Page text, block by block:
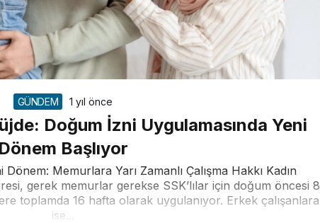
GÜNDEM 1 yıl önce
Doğum İzni Uygulamasında Yeni
Dönem Başlıyor
Memurlara Yarı Zamanlı Çalışma Hakkı Kadın
gerek memurlar gerekse SSK’lılar için doğum öncesi 8
toplamda 16 hafta olarak uygulanıyor. Erkek çalışanlara
ise...